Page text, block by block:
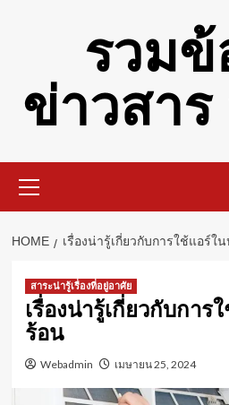
รวม
ข่าวสาร
Menu
HOME เรื่องน่ารู้เกี่ยวกับการใช้แอร์ใ
สาระน่ารู้เรื่องที่อยู่อาศัย
เรื่องน่ารู้เกี่ยวกับการ
ร้อน
Webadmin เมษายน 25, 2024